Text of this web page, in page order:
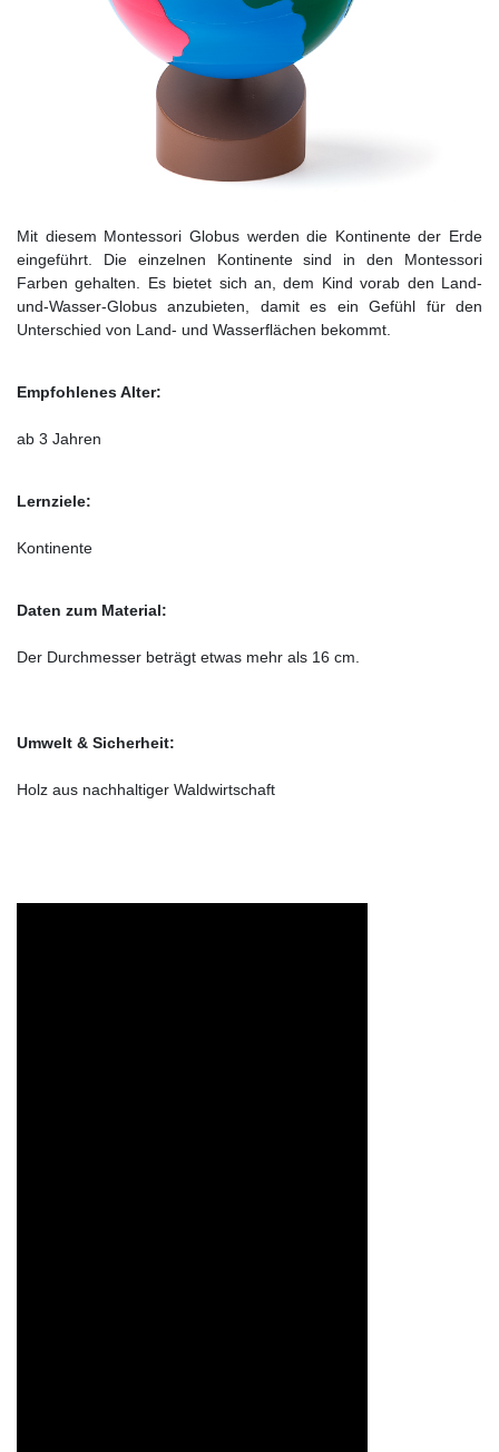
Mit diesem Montessori Globus werden die Kontinente der Erde
eingeführt. Die einzelnen Kontinente sind in den Montessori
Farben gehalten. Es bietet sich an, dem Kind vorab den Land-
und-Wasser-Globus anzubieten, damit es ein Gefühl für den
Unterschied von Land- und Wasserflächen bekommt.
Empfohlenes Alter:
ab 3 Jahren
Lernziele:
Kontinente
Daten zum Material:
Der Durchmesser beträgt etwas mehr als 16 cm.
Umwelt & Sicherheit:
Holz aus nachhaltiger Waldwirtschaft